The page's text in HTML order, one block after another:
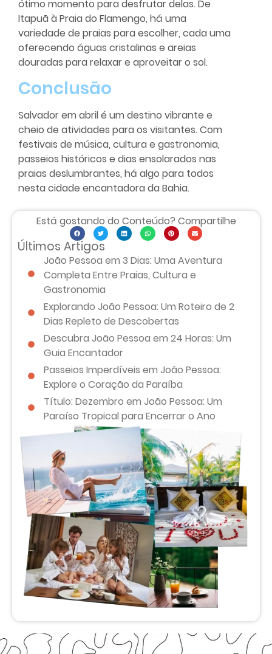
ótimo momento para desfrutar delas. De
Itapuã à Praia do Flamengo, há uma
variedade de praias para escolher, cada uma
oferecendo águas cristalinas e areias
douradas para relaxar e aproveitar o sol.
Conclusão
Salvador em abril é um destino vibrante e
cheio de atividades para os visitantes. Com
festivais de música, cultura e gastronomia,
passeios históricos e dias ensolarados nas
praias deslumbrantes, há algo para todos
nesta cidade encantadora da Bahia.
Está gostando do Conteúdo? Compartilhe
Últimos Artigos
João Pessoa em 3 Dias: Uma Aventura
Completa Entre Praias, Cultura e
Gastronomia
Explorando João Pessoa: Um Roteiro de 2
Dias Repleto de Descobertas
Descubra João Pessoa em 24 Horas: Um
Guia Encantador
Passeios Imperdíveis em João Pessoa:
Explore o Coração da Paraíba
Título: Dezembro em João Pessoa: Um
Paraíso Tropical para Encerrar o Ano